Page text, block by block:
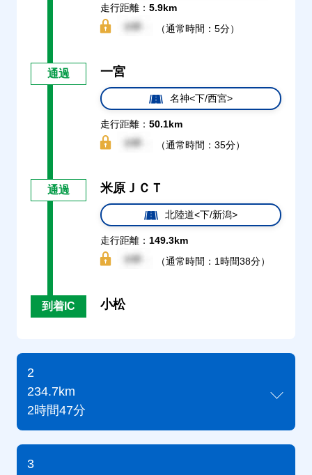
走行距離： 5.9km
（通常時間：5分）
通過 一宮
名神<下/西宮>
走行距離： 50.1km
（通常時間：35分）
通過 米原ＪＣＴ
北陸道<下/新潟>
走行距離： 149.3km
（通常時間：1時間38分）
到着IC 小松
2
234.7km
2時間47分
3